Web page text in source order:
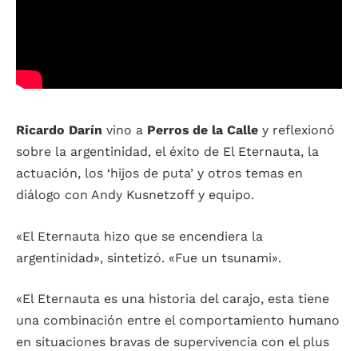
Ricardo Darín vino a Perros de la Calle y reflexionó
sobre la argentinidad, el éxito de El Eternauta, la
actuación, los ‘hijos de puta’ y otros temas en
diálogo con Andy Kusnetzoff y equipo.
«El Eternauta hizo que se encendiera la
argentinidad», sintetizó. «Fue un tsunami».
«El Eternauta es una historia del carajo, esta tiene
una combinación entre el comportamiento humano
en situaciones bravas de supervivencia con el plus